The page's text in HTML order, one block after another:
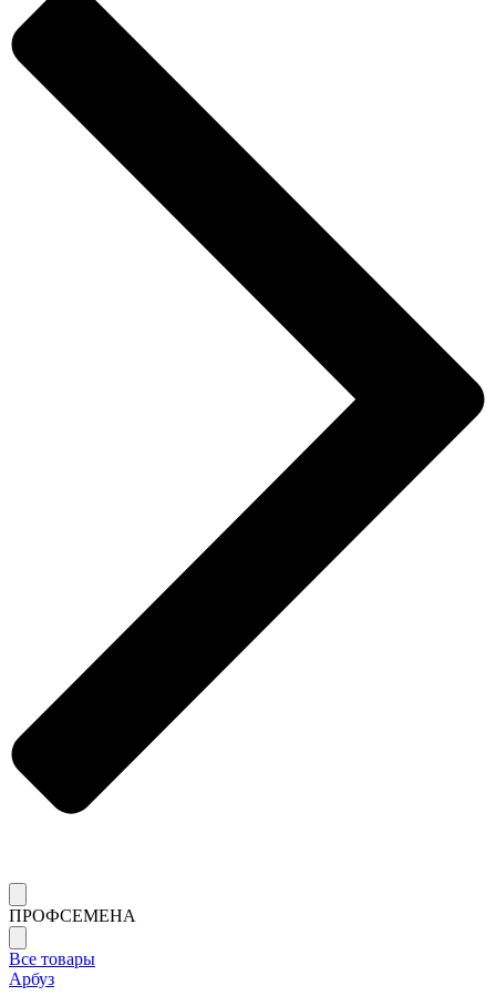
ПРОФСЕМЕНА
Все товары
Арбуз